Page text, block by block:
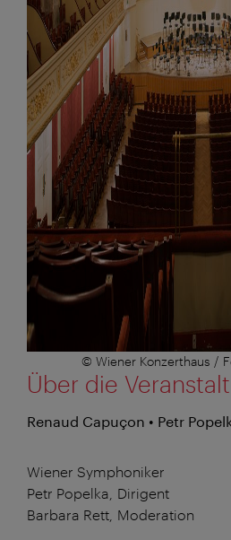
© Wiener Konzerthaus /
Über die
Renaud Capuçon • Petr
Wiener Symphoniker
Petr Popelka, Dirigent
Barbara Rett, Moderation